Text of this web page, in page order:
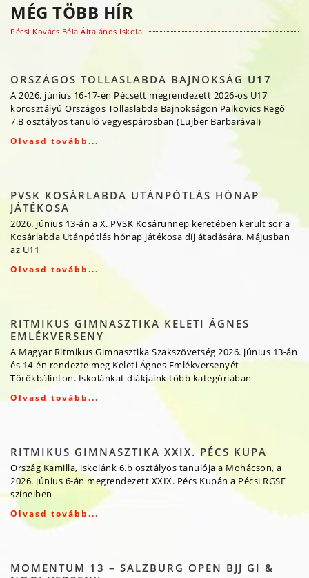
MÉG TÖBB HÍR
Pécsi Kovács Béla Általános Iskola
ORSZÁGOS TOLLASLABDA BAJNOKSÁG U17
A 2026. június 16-17-én Pécsett megrendezett 2026-os U17
korosztályú Országos Tollaslabda Bajnokságon Palkovics Regő
7.B osztályos tanuló vegyespárosban (Lujber Barbarával)
Olvasd tovább...
PVSK KOSÁRLABDA UTÁNPÓTLÁS HÓNAP
JÁTÉKOSA
2026. június 13-án a X. PVSK Kosárünnep keretében került sor a
Kosárlabda Utánpótlás hónap játékosa díj átadására. Májusban
az U11
Olvasd tovább...
RITMIKUS GIMNASZTIKA KELETI ÁGNES
EMLÉKVERSENY
A Magyar Ritmikus Gimnasztika Szakszövetség 2026. június 13-án
és 14-én rendezte meg Keleti Ágnes Emlékversenyét
Törökbálinton. Iskolánkat diákjaink több kategóriában
Olvasd tovább...
RITMIKUS GIMNASZTIKA XXIX. PÉCS KUPA
Ország Kamilla, iskolánk 6.b osztályos tanulója a Mohácson, a
2026. június 6-án megrendezett XXIX. Pécs Kupán a Pécsi RGSE
színeiben
Olvasd tovább...
MOMENTUM 13 – SALZBURG OPEN BJJ GI &